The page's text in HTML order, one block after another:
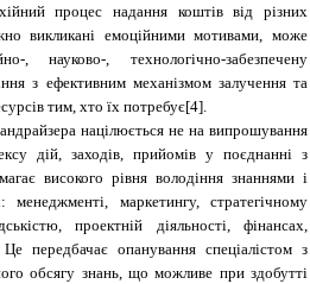
процес надання коштів від різних
викликані емоційними мотивами, може
,
науково-, технологічно-забезпечену
з ефективним механізмом залучення та
тим, хто їх потребує[4].
націлюється не на випрошування
дій, заходів, прийомів у поєднанні з
високого рівня володіння знаннями і
маркетингу, стратегічному
проектній діяльності, фінансах,
передбачає опанування спеціалістом з
обсягу знань, що можливе при здобутті